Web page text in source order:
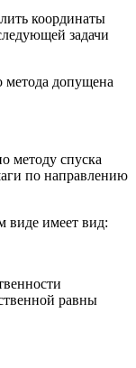
координаты
задачи
метода допущена
методу спуска
по направлению
виде имеет вид:
равны